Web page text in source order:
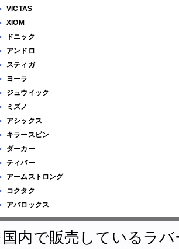
VICTAS
XIOM
ドニック
アンドロ
スティガ
ヨーラ
ジュウイック
ミズノ
アシックス
キラースピン
ダーカー
ティバー
アームストロング
コクタク
アバロックス
内で販売しているラ